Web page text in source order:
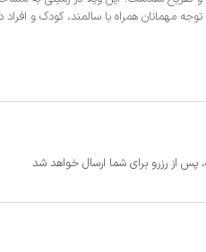
پس از رزرو برای شما ارسال خواهد شد